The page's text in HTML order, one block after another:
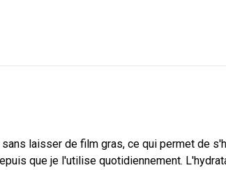
laisser de film gras, ce qui permet de
que je l'utilise quotidiennement.